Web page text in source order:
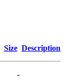
Size Description
-